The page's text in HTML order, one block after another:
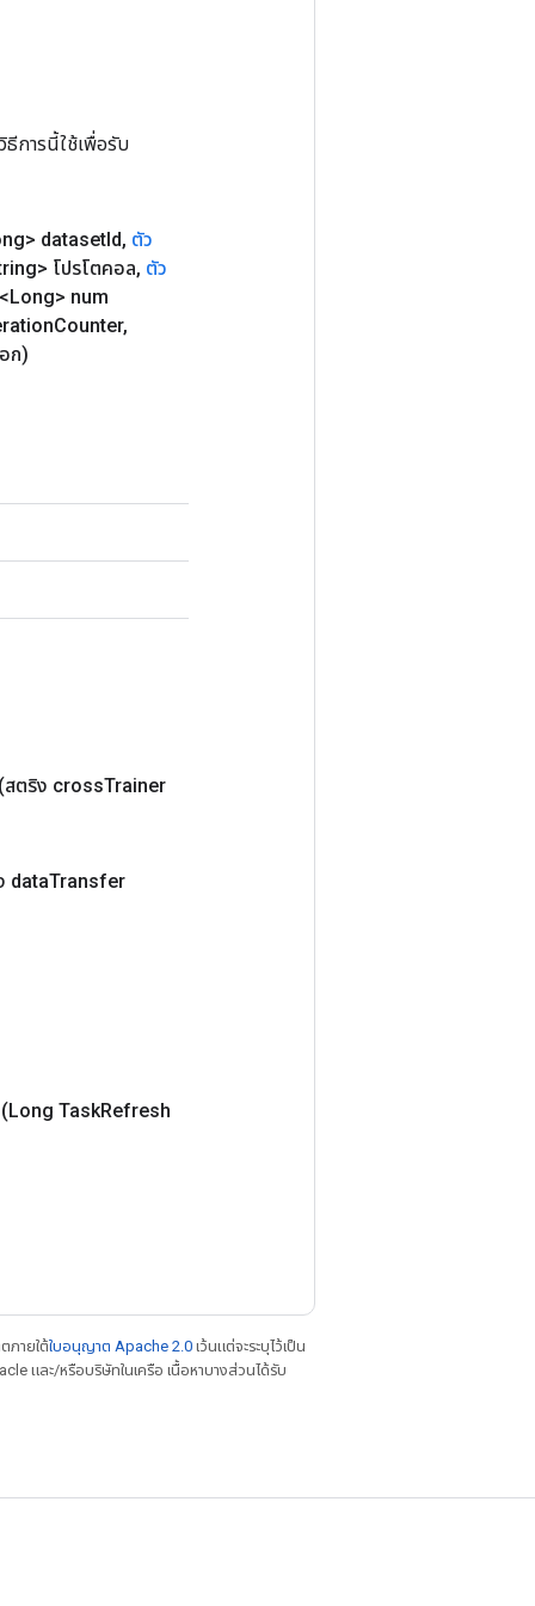
การนี้ใช้เพื่อรับ
datasetId, ตัว
โปรโตคอล, ตัว
<Long> num
Counter,
ก)
(สตริง crossTrainer
dataTransfer
(Long TaskRefresh
ภายใต้ใบอนุญาต Apache 2.0 เว้นแต่จะระบุไว้เป็น
และ/หรือบริษัทในเครือ เนื้อหาบางส่วนได้รับ